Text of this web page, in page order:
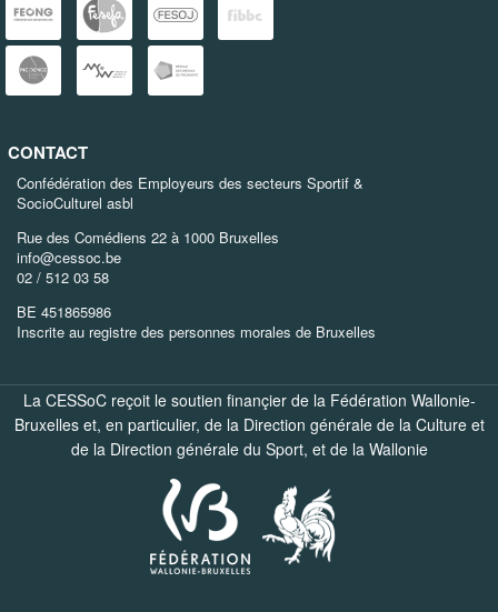
CONTACT
Confédération des Employeurs des secteurs Sportif &
SocioCulturel asbl
Rue des Comédiens 22 à 1000 Bruxelles
info@cessoc.be
02 / 512 03 58
BE 451865986
Inscrite au registre des personnes morales de Bruxelles
La CESSoC reçoit le soutien finançier de la Fédération Wallonie-
Bruxelles et, en particulier, de la Direction générale de la Cultureet
de la Direction générale du Sport, et de la Wallonie